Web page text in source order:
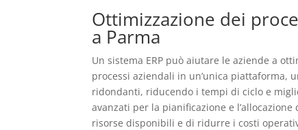
Ottimizzazione dei
a Parma
Un sistema ERP può aiutare le aziende a
processi aziendali in un’unica piattaforma,
ridondanti, riducendo i tempi di ciclo e
avanzati per la pianificazione e
risorse disponibili e di ridurre i costi